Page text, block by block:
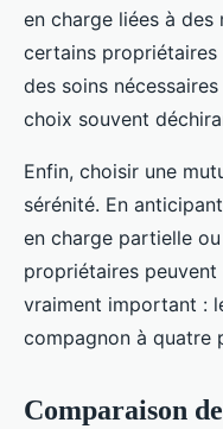
en charge liées à des
certains
des soins
choix souvent
Enfin, choisir une
sérénité. En
en charge partielle
propriétaires
vraiment important :
compagnon à quatre
Comparaison